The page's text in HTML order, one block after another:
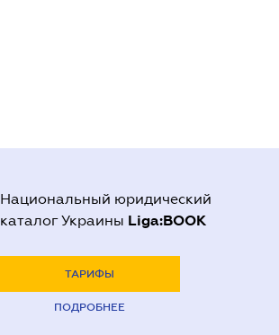
Национальный юридический
каталог Украины Liga:BOOK
ТАРИФЫ
ПОДРОБНЕЕ